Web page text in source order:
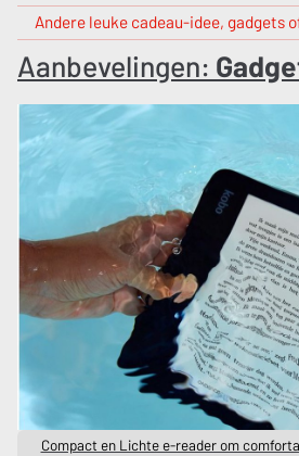
Andere leuke cadeau-idee, gadgets
Aanbevelingen:
Compact en Lichte e-reader om